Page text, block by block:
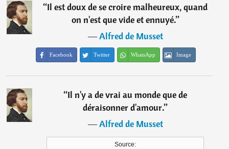
“Il est doux de se croire malheureux, quand
on n'est que vide et ennuyé.”
―Alfred de Musset
Facebook Twitter WhatsApp Image
“Il n'y a de vrai au monde que de
déraisonner d'amour.”
―Alfred de Musset
Source: